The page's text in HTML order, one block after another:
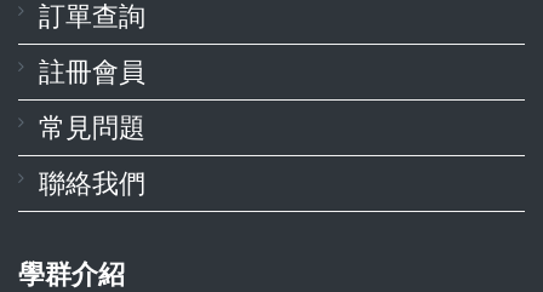
訂單查詢
註冊會員
常見問題
聯絡我們
學群介紹